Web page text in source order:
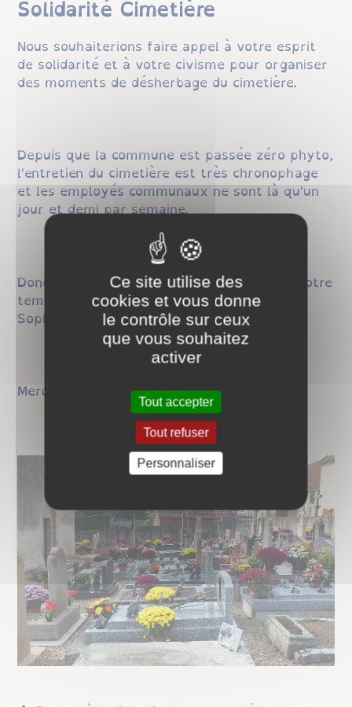
Solidarité Cimetière
Nous souhaiterions faire appel à votre esprit
de solidarité et à votre civisme pour organiser
des moments de désherbage du cimetière.
Depuis que la commune est passée zéro phyto,
l'entretien du cimetière est très chronophage
et les employés communaux ne sont là qu'un
jour et demi par semaine.
Donc, si vous souhaitez donner un peu de votre
temps pour la commune, appelez-moi,
Sophie
06 74 56 67 12.
Merci d'avance pour votre coopération.
Ce site utilise des
cookies et vous donne
le contrôle sur ceux
que vous souhaitez
activer
Tout accepter
Tout refuser
Personnaliser